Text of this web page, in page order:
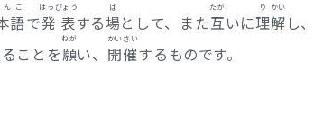
語
んご
で発表
はっぴょう
する場
ば
として、また互
たが
いに理
り
解
かい
し、
ことを願
ねが
い、 開催
かいさい
するものです。